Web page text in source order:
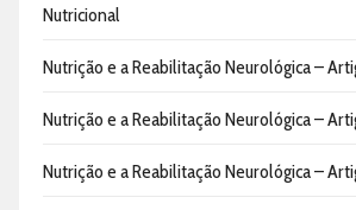
Nutricional
Nutrição e a Reabilitação Neurológica –
Nutrição e a Reabilitação Neurológica –
Nutrição e a Reabilitação Neurológica –